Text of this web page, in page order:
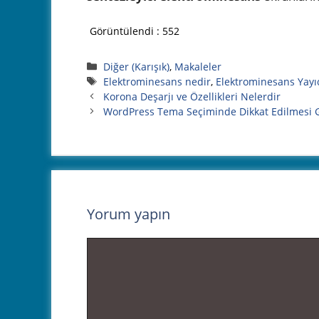
Görüntülendi : 552
Kategoriler
Diğer (Karışık), Makaleler
Etiketler
Elektrominesans nedir, Elektrominesans
Korona Deşarjı ve Özellikleri Nelerdir
WordPress Tema Seçiminde Dikkat Edilmesi
Yorum yapın